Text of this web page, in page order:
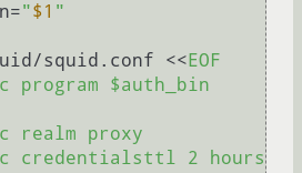
"$1 "
squid.conf <<EOF
program $auth_bin
realm proxy
credentialsttl 2 hours